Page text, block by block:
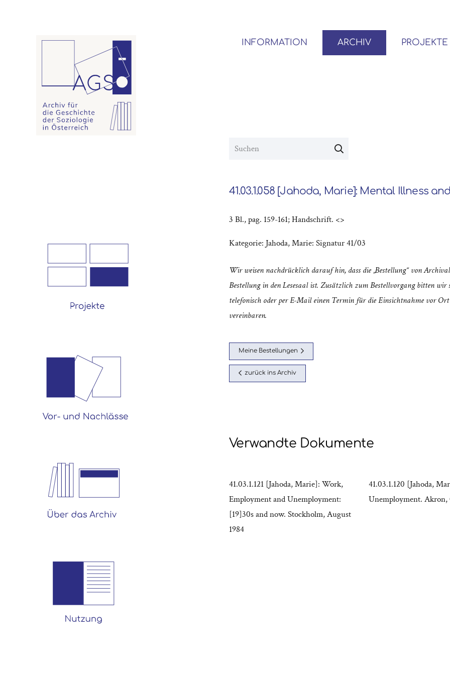
INFORMATION ARCHIV PROJEKTE
41.03.1.058 [Jahoda, Marie]: Mental Illness
3 Bl., pag. 159-161; Handschrift. <>
Kategorie: Jahoda, Marie: Signatur 41/03
Wir weisen nachdrücklich darauf hin, dass die „Bestellung“ von
Bestellung in den Lesesaal ist. Zusätzlich zum Bestellvorgang bitten wir
telefonisch oder per E-Mail einen Termin für die Einsichtnahme vor
vereinbaren.
Meine Bestellungen
zurück ins Archiv
Verwandte Dokumente
41.03.1.121 [Jahoda, Marie]: Work,
Employment and Unemployment:
[19]30s and now. Stockholm, August
1984
41.03.1.120 [Jahoda,
Unemployment. Akron,